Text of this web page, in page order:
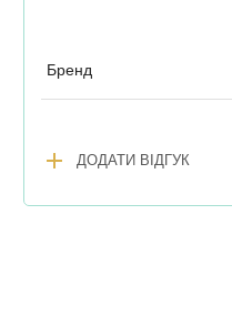
Бренд
add ДОДАТИ ВІДГУК